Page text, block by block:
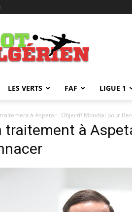
FOOTALGERIEN
LES VERTS FAF LIGUE 1
à Aspetar : Objectif Mondial pour
traitement à